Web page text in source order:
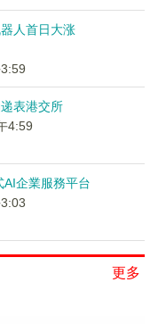
人首日大涨
表港交所
4:59
企業服務平台
更多